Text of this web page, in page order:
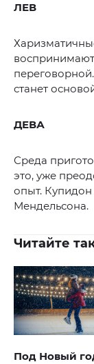
ЛЕВ
станет
ДЕВА
Среда
это, уже
опыт. Купидон
Мендельсона.
Читайте
Под Новый